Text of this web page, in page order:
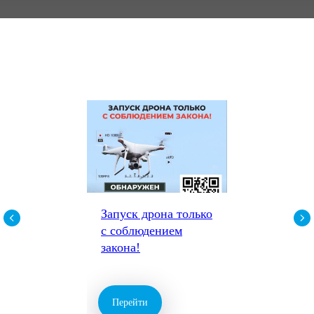
Запуск дрона только
с соблюдением
закона!
Перейти